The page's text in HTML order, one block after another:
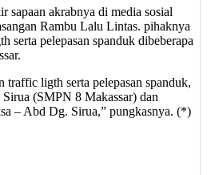
sapaan akrabnya di media sosial
Rambu Lalu Lintas. pihaknya
serta pelepasan spanduk dibeberapa
traffic ligth serta pelepasan spanduk,
(SMPN 8 Makassar) dan
– Abd Dg. Sirua,” pungkasnya. (*)